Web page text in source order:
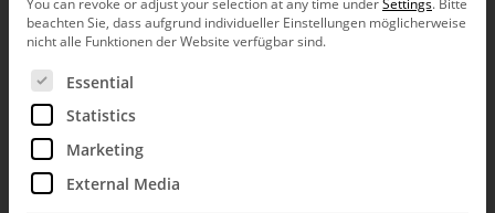
Convince yourself online in direct
exchange!
To get to know DeltaMaster, we offer you various ways to do
this: You can
visit our
demo system
You can revoke or adjust your selection at any time underSettings. Bitte
beachten Sie, dass aufgrund individueller Einstellungen möglicherweise
nicht alle Funktionen der Website verfügbar sind.
Es folgt eine Liste der Service-Gruppen, für die eine
Essential
Statistics
Marketing
External Media